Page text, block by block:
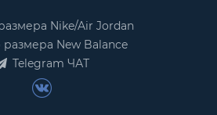
Nike/Air Jordan
New Balance
Telegram ЧАТ